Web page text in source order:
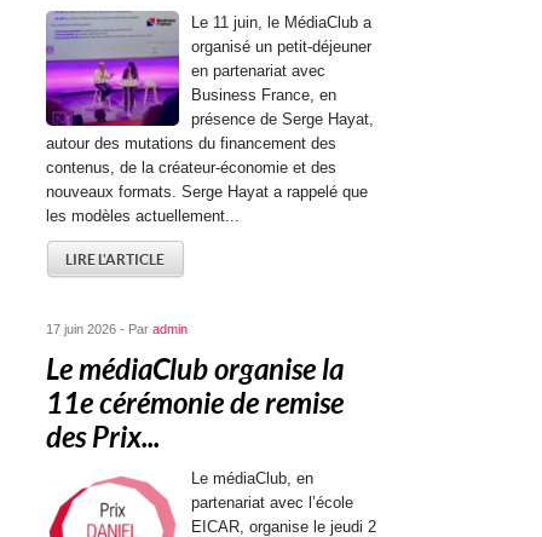
Le 11 juin, le MédiaClub a
organisé un petit-déjeuner
en partenariat avec
Business France, en
présence de Serge Hayat,
autour des mutations du financement des
contenus, de la créateur-économie et des
nouveaux formats. Serge Hayat a rappelé que
les modèles actuellement...
LIRE L'ARTICLE
17 juin 2026 - Paradmin
Le médiaClub organise la
11e cérémonie de remise
des Prix...
Le médiaClub, en
partenariat avec l’école
EICAR, organise le jeudi 2